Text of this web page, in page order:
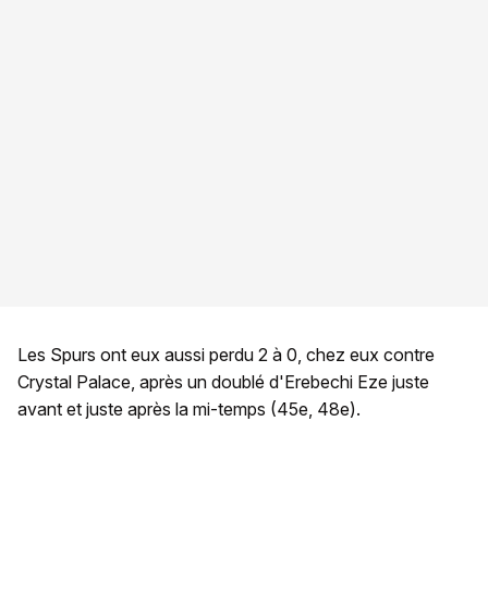
Les Spurs ont eux aussi perdu 2 à 0, chez eux contre
Crystal Palace, après un doublé d'Erebechi Eze juste
avant et juste après la mi-temps (45e, 48e).